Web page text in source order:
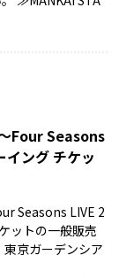
Four Seasons
イング チケッ
Seasons LIVE 2
ットの一般販売
東京ガーデンシア